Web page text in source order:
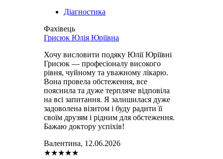
Діагностика
Фахівець
Грисюк Юлія Юріївна
Хочу висловити подяку Юлії Юріївні
Грисюк — професіоналу високого
рівня, чуйному та уважному лікарю.
Вона провела обстеження, все
пояснила та дуже терпляче відповіла
на всі запитання. Я залишилася дуже
задоволена візитом і буду радити її
своїм друзям і рідним для обстеження.
Бажаю доктору успіхів!
Валентина, 12.06.2026
★★★★★